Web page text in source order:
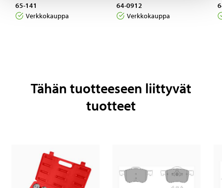
65-141
Verkkokauppa
64-0912
Verkkokauppa
Tähän tuotteeseen liittyvät
tuotteet